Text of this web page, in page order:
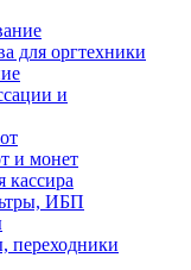
для оргтехники
и
и монет
кассира
ИБП
переходники